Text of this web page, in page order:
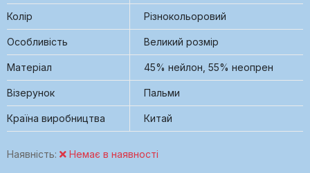
Колір Різнокольоровий
Особливість Великий розмір
Матеріал 45% нейлон, 55% неопрен
Візерунок Пальми
Країна виробництва Китай
Наявність: Немає в наявності